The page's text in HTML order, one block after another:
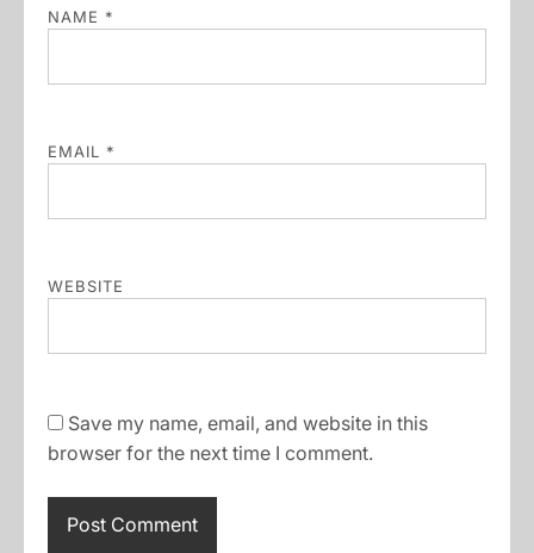
NAME *
EMAIL *
WEBSITE
Save my name, email, and website in this
browser for the next time I comment.